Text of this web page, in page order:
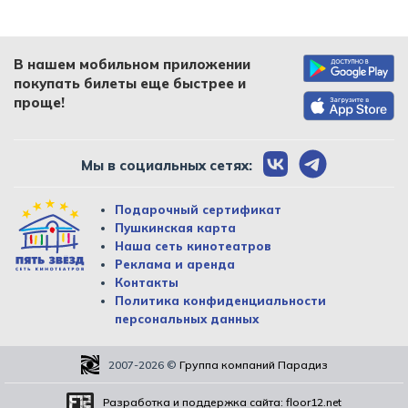
В нашем мобильном приложении
покупать билеты еще быстрее и
проще!
Мы в социальных сетях:
Подарочный сертификат
Пушкинская карта
Наша сеть кинотеатров
Реклама и аренда
Контакты
Политика конфиденциальности
персональных данных
2007-2026 © Группа компаний Парадиз
Разработка и поддержка сайта: floor12.net